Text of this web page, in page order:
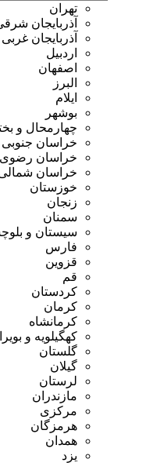
تهران
آذربایجان شرقی
آذربایجان غربی
اردبیل
اصفهان
البرز
ایلام
بوشهر
چهارمحال و بختیاری
خراسان جنوبی
خراسان رضوی
خراسان شمالی
خوزستان
زنجان
سمنان
سیستان و بلوچستان
فارس
قزوین
قم
کردستان
کرمان
کرمانشاه
کهگیلویه و بویراحمد
گلستان
گیلان
لرستان
مازندران
مرکزی
هرمزگان
همدان
یزد